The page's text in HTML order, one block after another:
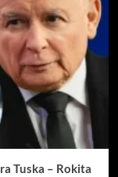
Tuska – Rokita